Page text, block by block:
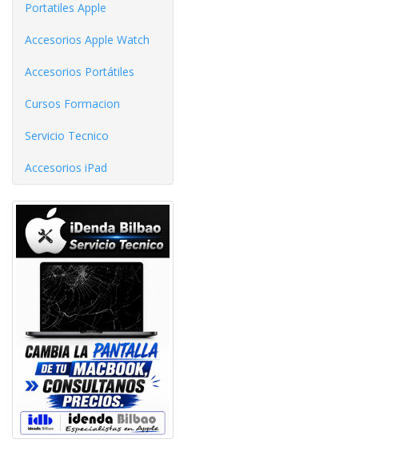
Portatiles Apple
Accesorios Apple Watch
Accesorios Portátiles
Cursos Formacion
Servicio Tecnico
Accesorios iPad